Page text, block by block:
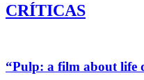
CRÍTICAS
“Pulp: a film about life